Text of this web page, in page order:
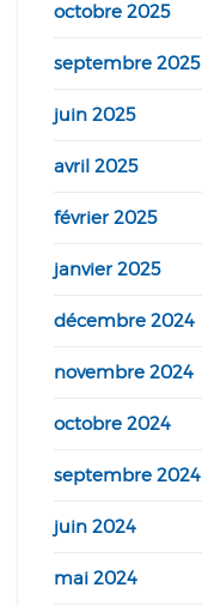
octobre 2025
septembre 2025
juin 2025
avril 2025
février 2025
janvier 2025
décembre 2024
novembre 2024
octobre 2024
septembre 2024
juin 2024
mai 2024